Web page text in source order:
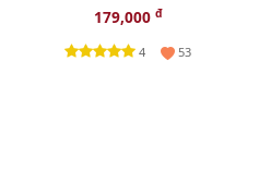
cân bằng độ ẩm và sạch
sâu - 40ml
179,000 đ
4 53